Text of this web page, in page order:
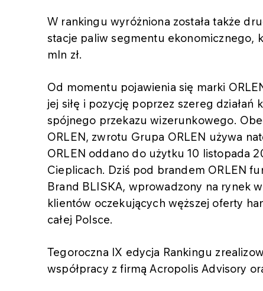
W rankingu wyróżniona została także
stacje paliw segmentu ekonomicznego,
mln zł.
Od momentu pojawienia się marki
jej siłę i pozycję poprzez szereg
spójnego przekazu wizerunkowego.
ORLEN, zwrotu Grupa ORLEN używa
ORLEN oddano do użytku 10 listopada
Cieplicach. Dziś pod brandem ORLEN
Brand BLISKA, wprowadzony na rynek
klientów oczekujących węższej oferty
całej Polsce.
Tegoroczna IX edycja Rankingu
współpracy z firmą Acropolis Advisory